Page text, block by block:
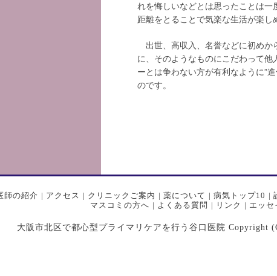
れを悔しいなどとは思ったことは
距離をとることで気楽な生活が楽し
出世、高収入、名誉などに初めか
に、そのようなものにこだわって
ーとは争わない方が有利なように”
のです。
師の紹介 | アクセス | クリニックご案内 | 薬について | 病気トップ10 |
マスコミの方へ | よくある質問 | リンク | エッセ
大阪市北区で都心型プライマリケアを行う谷口医院